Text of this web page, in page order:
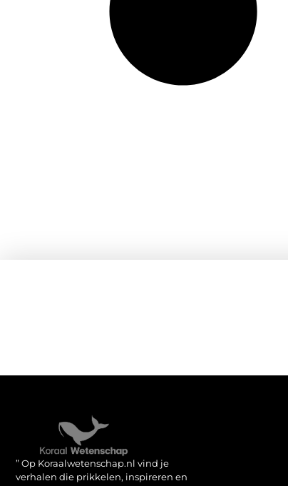
” Op Koraalwetenschap.nl vind je
verhalen die prikkelen, inspireren en